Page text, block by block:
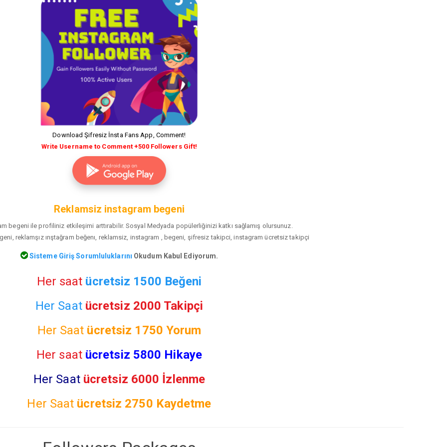
Download Şifresiz İnsta Fans App, Comment!
Write Username to Comment +500 Followers Gift!
Reklamsiz instagram begeni
begeni ile profiliniz etkileşimi arttırabilir. Sosyal Medyada popülerliğinizi katkı sağlamış olursunuz.
reklamşız ınştağram beğenı, reklamsiz, instagram , begeni, şifresiz takipci, instagram ücretsiz takipçi
Sisteme Giriş Sorumluluklarını Okudum Kabul Ediyorum.
Her saat ücretsiz 1500 Beğeni
Her Saat ücretsiz 2000 Takipçi
Her Saat ücretsiz 1750 Yorum
Her saat ücretsiz 5800 Hikaye
Her Saat ücretsiz 6000 İzlenme
Her Saat ücretsiz 2750 Kaydetme